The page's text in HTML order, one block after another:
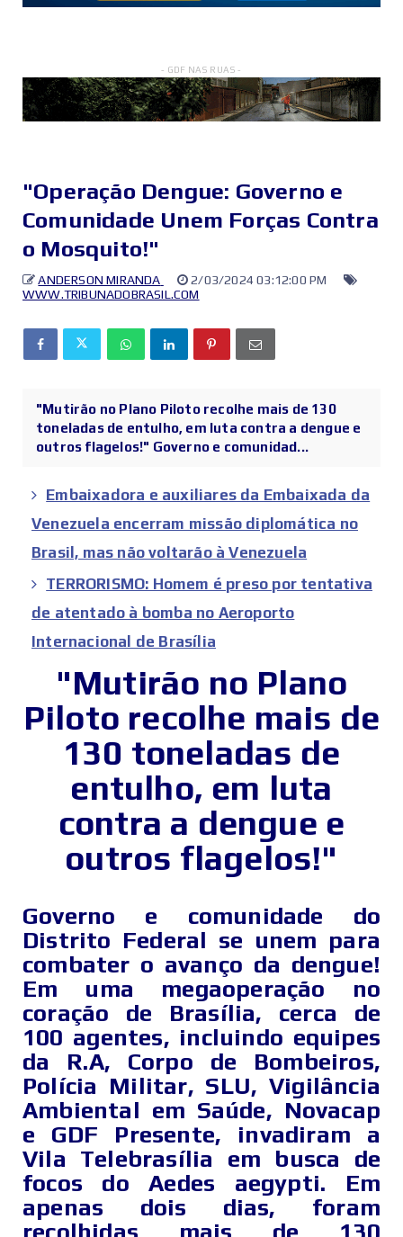
- GDF NAS RUAS -
"Operação Dengue: Governo e
Comunidade Unem Forças Contra
o Mosquito!"
ANDERSON MIRANDA
2/03/2024 03:12:00 PM
WWW.TRIBUNADOBRASIL.COM
"Mutirão no Plano Piloto recolhe mais de 130
toneladas de entulho, em luta contra a dengue e
outros flagelos!" Governo e comunidad...
Embaixadora e auxiliares da Embaixada da
Venezuela encerram missão diplomática no
Brasil, mas não voltarão à Venezuela
TERRORISMO: Homem é preso por tentativa
de atentado à bomba no Aeroporto
Internacional de Brasília
"Mutirão no Plano
Piloto recolhe mais de
130 toneladas de
entulho, em luta
contra a dengue e
outros flagelos!"
Governo e comunidade do
Distrito Federal se unem para
combater o avanço da dengue!
Em uma megaoperação no
coração de Brasília, cerca de
100 agentes, incluindo equipes
da R.A, Corpo de Bombeiros,
Polícia Militar, SLU, Vigilância
Ambiental em Saúde, Novacap
e GDF Presente, invadiram a
Vila Telebrasília em busca de
focos do Aedes aegypti. Em
apenas dois dias, foram